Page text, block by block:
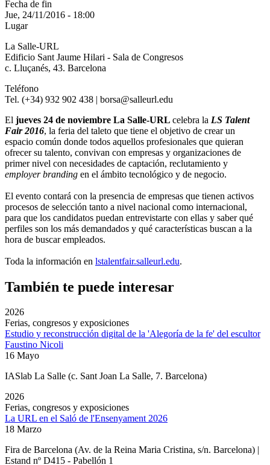
Fecha de fin
Jue, 24/11/2016 - 18:00
Lugar
La Salle-URL
Edificio Sant Jaume Hilari - Sala de Congresos
c. Lluçanés, 43. Barcelona
Teléfono
Tel. (+34) 932 902 438 | borsa@salleurl.edu
El jueves 24 de noviembre La Salle-URL celebra la LS Talent
Fair 2016, la feria del taleto que tiene el objetivo de crear un
espacio común donde todos aquellos profesionales que quieran
ofrecer su talento, convivan con empresas y organizaciones de
primer nivel con necesidades de captación, reclutamiento y
employer branding en el ámbito tecnológico y de negocio.
El evento contará con la presencia de empresas que tienen activos
procesos de selección tanto a nivel nacional como internacional,
para que los candidatos puedan entrevistarte con ellas y saber qué
perfiles son los más demandados y qué características buscan a la
hora de buscar empleados.
Toda la información en lstalentfair.salleurl.edu.
También te puede interesar
2026
Ferias, congresos y exposiciones
Estudio y reconstrucción digital de la 'Alegoría de la fe' del escultor
Faustino Nicoli
16 Mayo
IASlab La Salle (c. Sant Joan La Salle, 7. Barcelona)
2026
Ferias, congresos y exposiciones
La URL en el Saló de l'Ensenyament 2026
18 Marzo
Fira de Barcelona (Av. de la Reina Maria Cristina, s/n. Barcelona) |
Estand nº D415 - Pabellón 1